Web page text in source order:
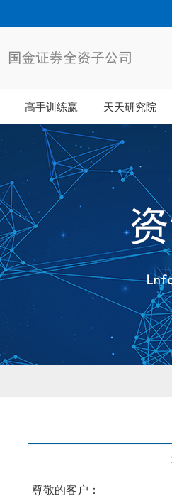
高手训练赢 天天研究院
尊敬的客户：